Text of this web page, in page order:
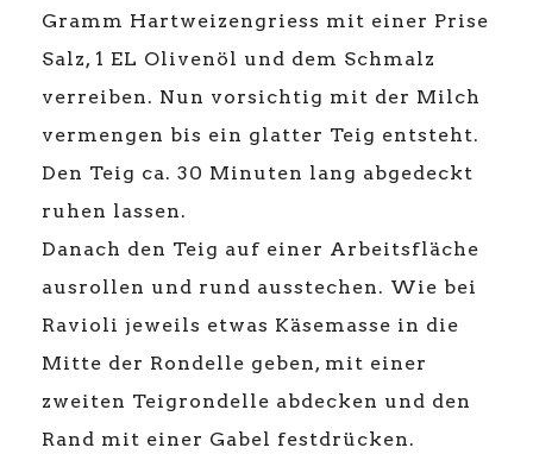
Gramm Hartweizengriess mit einer Prise
Salz, 1 EL Olivenöl und dem Schmalz
verreiben. Nun vorsichtig mit der Milch
vermengen bis ein glatter Teig entsteht.
Den Teig ca. 30 Minuten lang abgedeckt
ruhen lassen.
Danach den Teig auf einer Arbeitsfläche
ausrollen und rund ausstechen. Wie bei
Ravioli jeweils etwas Käsemasse in die
Mitte der Rondelle geben, mit einer
zweiten Teigrondelle abdecken und den
Rand mit einer Gabel festdrücken.